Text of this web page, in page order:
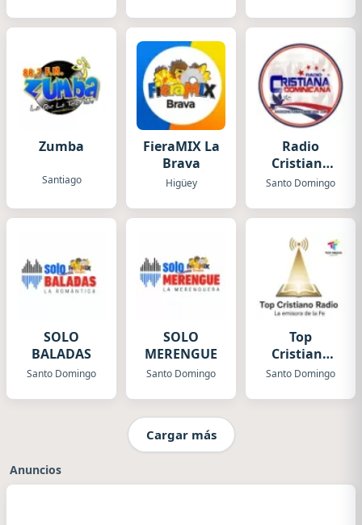
Zumba
Santiago
FieraMIX La
Brava
Higüey
Radio
Cristiana
Dominicana
Santo Domingo
SOLO
BALADAS
Santo Domingo
SOLO
MERENGUE
Santo Domingo
Top
Cristiano
Radio
Santo Domingo
Cargar más
Anuncios